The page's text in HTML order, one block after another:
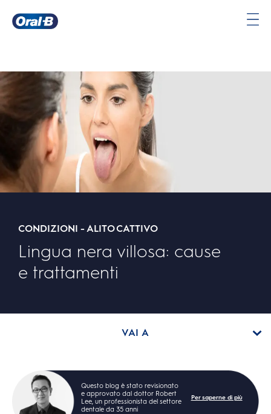
iniziale
CONDIZIONI - ALITO CATTIVO
Lingua nera villosa: cause
e trattamenti
VAI A
Questo blog è stato revisionato
e approvato dal dottor Robert
Lee, un professionista del settore
dentale da 35 anni
Per saperne di più